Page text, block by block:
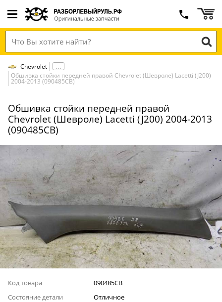
Chevrolet
Обшивка стойки передней правой Chevrolet (Шевроле) Lacetti (J200)
2004-2013 (090485СВ)
Обшивка стойки передней правой
Chevrolet (Шевроле) Lacetti (J200) 2004-2013
(090485СВ)
Код товара
090485СВ
Состояние детали
Отличное